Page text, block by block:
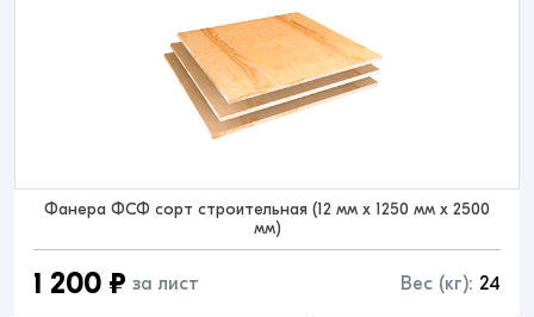
Фанера ФСФ сорт строительная (12 мм x 1250 мм x 2500
мм)
1 200 ₽ за лист Вес (кг): 24